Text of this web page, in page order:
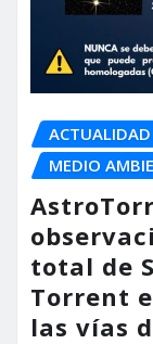
ACTUALIDAD
MEDIO
total de
Torrent
las vías